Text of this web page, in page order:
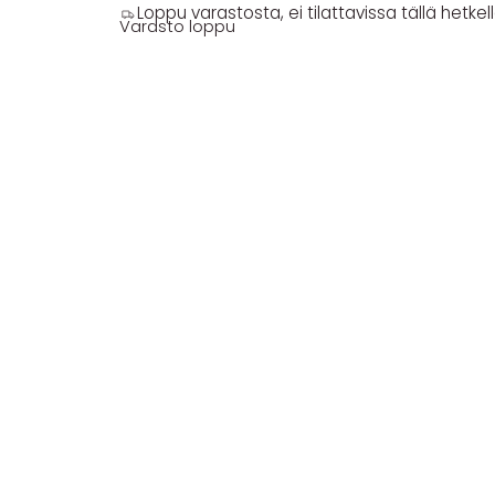
Loppu varastosta, ei tilattavissa tällä
Varasto loppu